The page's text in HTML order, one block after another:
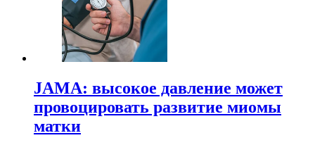
JAMA: высокое давление может
провоцировать развитие миомы
матки